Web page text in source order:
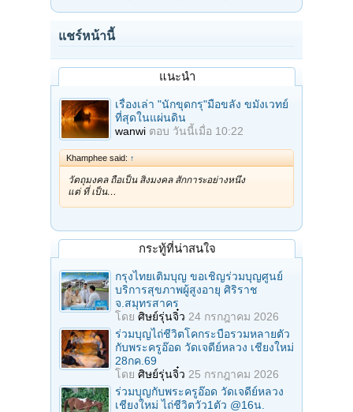
แชร์หน้านี้
แนะนำ
เรื่องเล่า "นักขุดกรุ"มือขลัง ขมังเวทย์
ที่สุดในแผ่นดิน
wanwi ตอบ วันนี้เมื่อ 10:22
Khamphee said: ↑
วัตถุมงคล ถือเป็น สิ่งมงคล สักการะอย่างหนึ่ง
แต่ ที่ เป็น…
กระทู้ที่น่าสนใจ
กรุงไทยเติมบุญ ขอเชิญร่วมบุญศูนย์
บริการสุขภาพผู้สูงอายุ ศิริราช
จ.สมุทรสาคร
โดย ศิษย์รุ่นจิ๋ว 24 กรกฎาคม 2026
ร่วมบุญไถ่ชีวิตโคกระบือรวมหลายตัว
กับพระครูอ๊อด วัดเจดีย์หลวง เชียงใหม่
28กค.69
โดย ศิษย์รุ่นจิ๋ว 25 กรกฎาคม 2026
ร่วมบุญกับพระครูอ๊อด วัดเจดีย์หลวง
เชียงใหม่ ไถ่ชีวิตวัว1ตัว @16น.